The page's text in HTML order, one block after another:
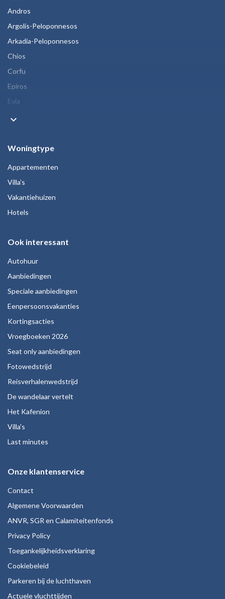
Andros
Argolis-Peloponnesos
Arkadia-Peloponnesos
Chios
Corfu
Epiros
Evia
keyboard_arrow_down
Woningtype
Appartementen
Villa's
Vakantiehuizen
Hotels
Ook interessant
Autohuur
Aanbiedingen
Speciale aanbiedingen
Eenpersoonsvakanties
Kortingsacties
Vroegboeken 2026
Seat only aanbiedingen
Fotowedstrijd
Reisverhalenwedstrijd
De wandelaar vertelt
Het Kafenion
Villa's
Last minutes
Onze klantenservice
Contact
Algemene Voorwaarden
ANVR, SGR en Calamiteitenfonds
Privacy Policy
Toegankelijkheidsverklaring
Cookiebeleid
Parkeren bij de luchthaven
Actuele vluchttijden